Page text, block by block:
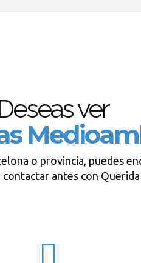
ver
o provincia, puedes
antes con Querida